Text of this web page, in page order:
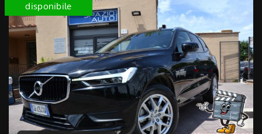
NEWS
AREA COMMERCIANTI
disponibile